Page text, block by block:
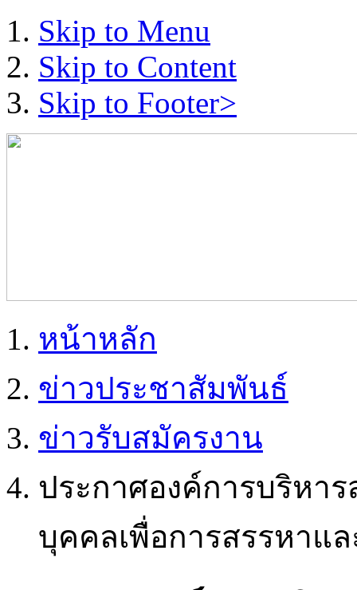
Skip to Menu
Skip to Content
Skip to Footer>
หน้าหลัก
ข่าวประชาสัมพันธ์
ข่าวรับสมัครงาน
ประกาศองค์การบริหา
บุคคลเพื่อการสรรหาแ